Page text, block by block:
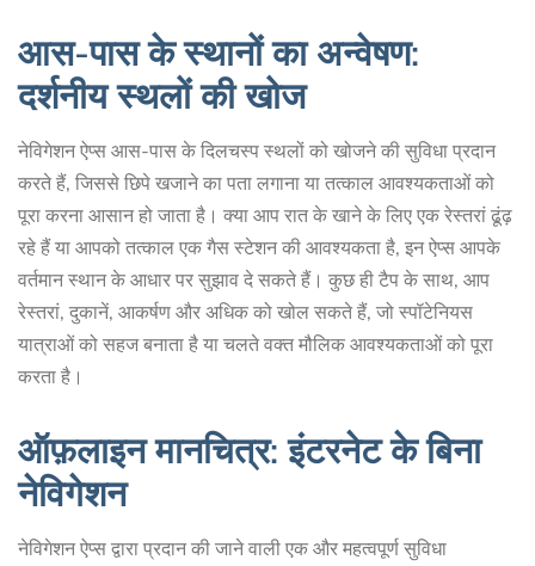
आस-पास के स्थानों का अन्वेषण:
दर्शनीय स्थलों की खोज
नेविगेशन ऐप्स आस-पास के दिलचस्प स्थलों को खोजने की सुविधा प्रदान
करते हैं, जिससे छिपे खजाने का पता लगाना या तत्काल आवश्यकताओं को
पूरा करना आसान हो जाता है। क्या आप रात के खाने के लिए एक रेस्तरां ढूंढ़
रहे हैं या आपको तत्काल एक गैस स्टेशन की आवश्यकता है, इन ऐप्स आपके
वर्तमान स्थान के आधार पर सुझाव दे सकते हैं। कुछ ही टैप के साथ, आप
रेस्तरां, दुकानें, आकर्षण और अधिक को खोल सकते हैं, जो स्पॉटेनियस
यात्राओं को सहज बनाता है या चलते वक्त मौलिक आवश्यकताओं को पूरा
करता है।
ऑफ़लाइन मानचित्र: इंटरनेट के बिना
नेविगेशन
नेविगेशन ऐप्स द्वारा प्रदान की जाने वाली एक और महत्वपूर्ण सुविधा